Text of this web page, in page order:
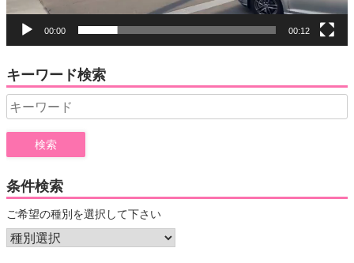
00:00 00:12
キーワード検索
Search
for:
条件検索
ご希望の種別を選択して下さい